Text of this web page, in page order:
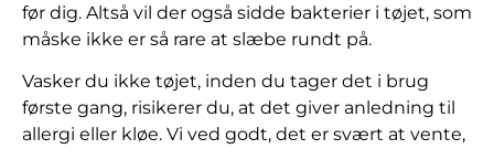
før dig. Altså vil der også sidde bakterier i tøjet, som
måske ikke er så rare at slæbe rundt på.
Vasker du ikke tøjet, inden du tager det i brug
første gang, risikerer du, at det giver anledning til
allergi eller kløe. Vi ved godt, det er svært at vente,